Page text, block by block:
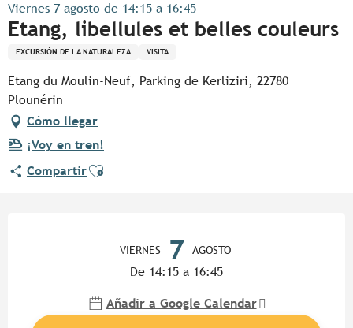
Viernes 7 agosto de 14:15 a 16:45
Etang, libellules et belles couleurs
EXCURSIÓN DE LA NATURALEZA VISITA
Etang du Moulin-Neuf, Parking de Kerliziri, 22780
Plounérin
Cómo llegar
¡Voy en tren!
CompartirAjouter aux favoris
VIERNES 7 AGOSTO
De 14:15 a 16:45
Añadir a Google Calendar